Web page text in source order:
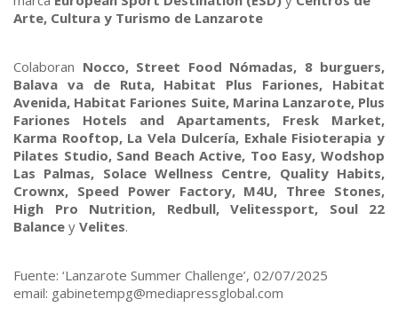
Arte, Cultura y Turismo de Lanzarote
Colaboran Nocco, Street Food Nómadas, 8 burguers,
Balava va de Ruta, Habitat Plus Fariones, Habitat
Avenida, Habitat Fariones Suite, Marina Lanzarote, Plus
Fariones Hotels and Apartaments, Fresk Market,
Karma Rooftop, La Vela Dulcería, Exhale Fisioterapia y
Pilates Studio, Sand Beach Active, Too Easy, Wodshop
Las Palmas, Solace Wellness Centre, Quality Habits,
Crownx, Speed Power Factory, M4U, Three Stones,
High Pro Nutrition, Redbull, Velitessport, Soul 22
Balance y Velites.
Fuente: ‘Lanzarote Summer Challenge’, 02/07/2025
email: gabinetempg@mediapressglobal.com